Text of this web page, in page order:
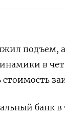
подъем,
в
стоимость
банк в